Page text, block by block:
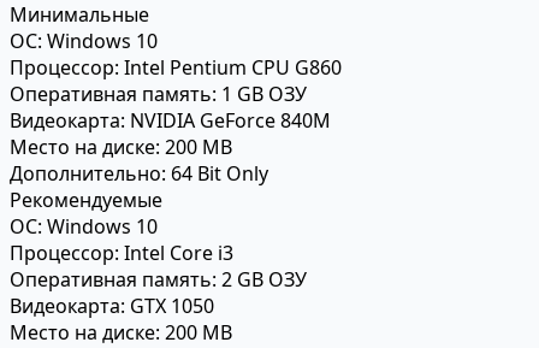
Минимальные
ОС: Windows 10
Процессор: Intel Pentium CPU G860
Оперативная память: 1 GB ОЗУ
Видеокарта: NVIDIA GeForce 840M
Место на диске: 200 MB
Дополнительно: 64 Bit Only
Рекомендуемые
ОС: Windows 10
Процессор: Intel Core i3
Оперативная память: 2 GB ОЗУ
Видеокарта: GTX 1050
Место на диске: 200 MB